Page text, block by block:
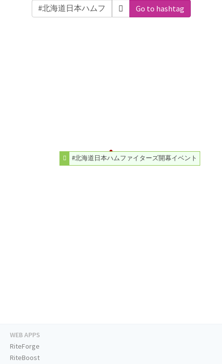
Go to hashtag
#北海道日本ハムファイターズ開幕イベント
WEB APPS
RiteForge
RiteBoost